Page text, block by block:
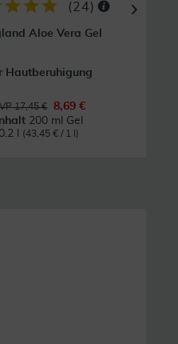
(24)
Aloe Vera Gel
Hautberuhigung
17,45 €
8,69 €
Inhalt 200 ml Gel
0.2 l
(43,45 € / 1 l)